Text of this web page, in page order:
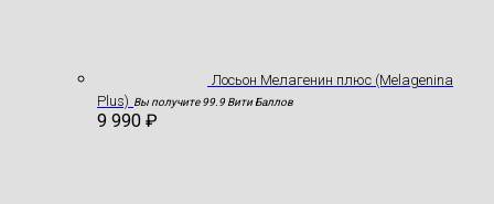
Лосьон Мелагенин плюс (Melagenina
Plus) Вы получите 99.9 Вити Баллов
9 990 ₽